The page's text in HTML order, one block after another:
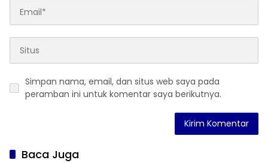
Simpan nama, email, dan situs web saya pada
peramban ini untuk komentar saya berikutnya.
Baca Juga